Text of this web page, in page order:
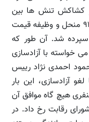
کشاکش تنش ها بین
خودروسازان و دولت، کمیته خودرو در اسفند سال ۹۱ منحل و وظیفه قیمت
سپرده شد. آن طور که
خواسته با آزادسازی
احمدی نژاد رییس
آزادسازی، این بار
هیچ گاه موافق آن
رقابت رخ داد. در